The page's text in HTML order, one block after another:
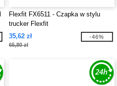
Flexfit FX6511 - Czapka w stylu
trucker Flexfit
35,62 zł
65,80 zł
-46%